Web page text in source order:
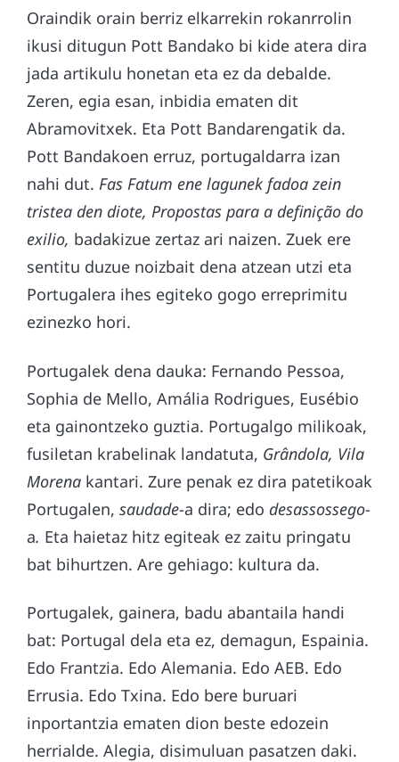
Oraindik orain berriz elkarrekin rokanrrolin
ikusi ditugun Pott Bandako bi kide atera dira
jada artikulu honetan eta ez da debalde.
Zeren, egia esan, inbidia ematen dit
Abramovitxek. Eta Pott Bandarengatik da.
Pott Bandakoen erruz, portugaldarra izan
nahi dut. Fas Fatum ene lagunek fadoa zein
tristea den diote, Propostas para a definição do
exilio, badakizue zertaz ari naizen. Zuek ere
sentitu duzue noizbait dena atzean utzi eta
Portugalera ihes egiteko gogo erreprimitu
ezinezko hori.
Portugalek dena dauka: Fernando Pessoa,
Sophia de Mello, Amália Rodrigues, Eusébio
eta gainontzeko guztia. Portugalgo milikoak,
fusiletan krabelinak landatuta, Grândola, Vila
Morena kantari. Zure penak ez dira patetikoak
Portugalen, saudade-a dira; edo desassossego-
a. Eta haietaz hitz egiteak ez zaitu pringatu
bat bihurtzen. Are gehiago: kultura da.
Portugalek, gainera, badu abantaila handi
bat: Portugal dela eta ez, demagun, Espainia.
Edo Frantzia. Edo Alemania. Edo AEB. Edo
Errusia. Edo Txina. Edo bere buruari
inportantzia ematen dion beste edozein
herrialde. Alegia, disimuluan pasatzen daki.